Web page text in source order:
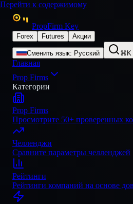
Перейти к содержимому
PropFirm Key
Forex Futures Акции
Сменить язык: Русский ⌘K
Главная
Prop Firms
Категории
Prop Firms
Просмотрите 50+ проверенных
Челленджи
Сравните параметры челленджей
Рейтинги
Рейтинги компаний на основе